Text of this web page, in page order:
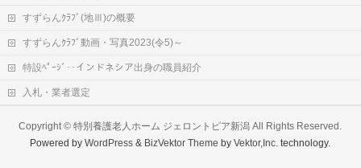
すずらんｸﾗﾌﾞ(地Ⅲ)の概要
すずらんｸﾗﾌﾞ動画・写真2023(令5)～
特設ﾍﾟｰｼﾞ‥インドネシア出身の職員紹介
入札・業者選定
Copyright ©特別養護老人ホーム ジェロントピア新潟 All Rights Reserved.
Powered byWordPress & BizVektor Theme byVektor,Inc. technology.